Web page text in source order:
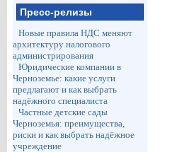
Пресс-релизы
Новые правила НДС меняют
архитектуру налогового
администрирования
Юридические компании в
Черноземье: какие услуги
предлагают и как выбрать
надёжного специалиста
Частные детские сады
Черноземья: преимущества,
риски и как выбрать надёжное
учреждение